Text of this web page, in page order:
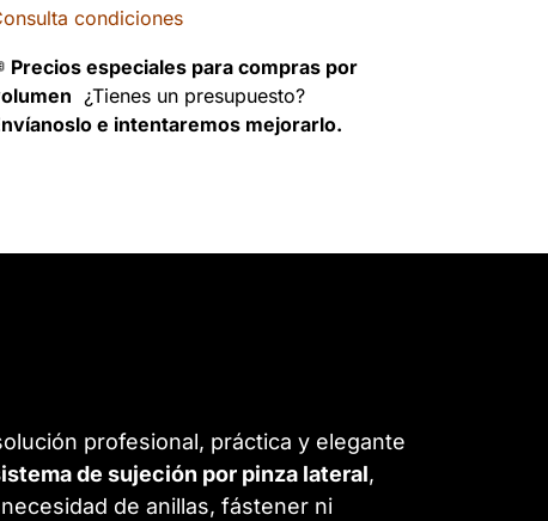
condiciones
Precios especiales para compras por
¿Tienes un presupuesto?
e intentaremos mejorarlo.
profesional, práctica y elegante
de sujeción por pinza lateral,
de anillas, fástener ni